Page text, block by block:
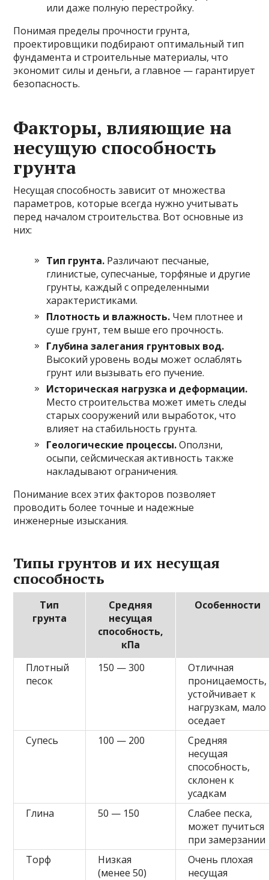
или даже полную перестройку.
Понимая пределы прочности грунта,
проектировщики подбирают оптимальный тип
фундамента и строительные материалы, что
экономит силы и деньги, а главное — гарантирует
безопасность.
Факторы, влияющие на
несущую способность
грунта
Несущая способность зависит от множества
параметров, которые всегда нужно учитывать
перед началом строительства. Вот основные из
них:
Тип грунта. Различают песчаные,
глинистые, супесчаные, торфяные и другие
грунты, каждый с определенными
характеристиками.
Плотность и влажность. Чем плотнее и
суше грунт, тем выше его прочность.
Глубина залегания грунтовых вод.
Высокий уровень воды может ослаблять
грунт или вызывать его пучение.
Историческая нагрузка и деформации.
Место строительства может иметь следы
старых сооружений или выработок, что
влияет на стабильность грунта.
Геологические процессы.Оползни,
осыпи, сейсмическая активность также
накладывают ограничения.
Понимание всех этих факторов позволяет
проводить более точные и надежные
инженерные изыскания.
Типы грунтов и их несущая
способность
Тип
грунта
Средняя
несущая
способность,
кПа
Особенности
Плотный
песок
150 — 300
Отличная
проницаемость,
устойчивает к
нагрузкам, мало
оседает
Супесь
100 — 200
Средняя
несущая
способность,
склонен к
усадкам
Глина
50 — 150
Слабее песка,
может пучиться
при замерзании
Торф
Низкая
(менее 50)
Очень плохая
несущая